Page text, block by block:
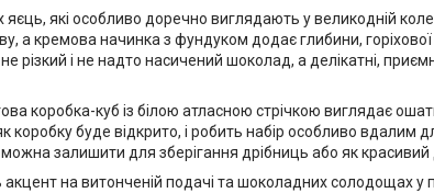
які особливо доречно виглядають у великодній
кремова начинка з фундуком додає глибини, горіхової
різкий і не надто насичений шоколад, а делікатні,
коробка-куб із білою атласною стрічкою виглядає
буде відкрито, і робить набір особливо вдалим
залишити для зберігання дрібниць або як
на витонченій подачі та шоколадних солодощах у